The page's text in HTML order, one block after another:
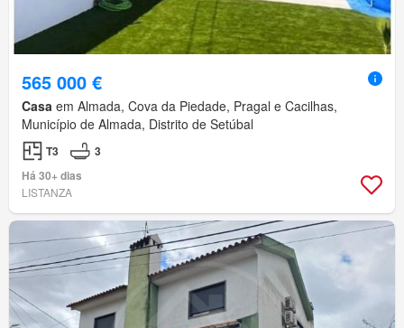
565 000 €
Casa em Almada, Cova da Piedade, Pragal e Cacilhas,
Município de Almada, Distrito de Setúbal
T3
3
Há 30+ dias
LISTANZA